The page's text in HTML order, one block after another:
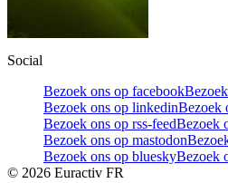
Social
Bezoek ons op facebook
Bezoek ons op linkedinBezoek
Bezoek ons op rss-feedBezoek
Bezoek ons op mastodon
Bezoek ons op blueskyBezoek
© 2026 Euractiv FR